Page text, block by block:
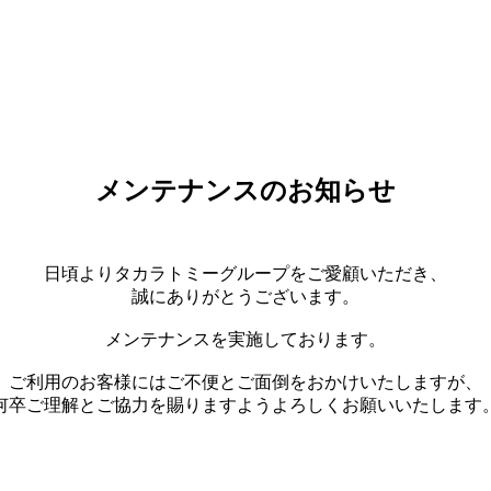
メンテナンスのお知らせ
日頃よりタカラトミーグループをご愛顧いただき、
誠にありがとうございます。
メンテナンスを実施しております。
ご利用のお客様にはご不便とご面倒をおかけいたしますが、
卒ご理解とご協力を賜りますようよろしくお願いいたします